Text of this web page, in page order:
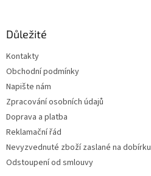
Důležité
Kontakty
Obchodní podmínky
Napište nám
Zpracování osobních údajů
Doprava a platba
Reklamační řád
Nevyzvednuté zboží zaslané na dobírku
Odstoupení od smlouvy